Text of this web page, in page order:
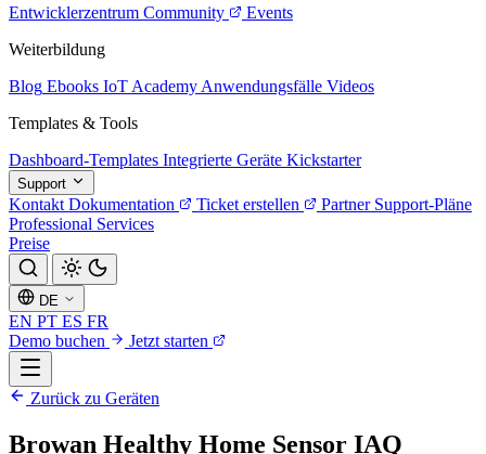
Entwicklerzentrum Community
Events
Weiterbildung
Blog Ebooks IoT Academy Anwendungsfälle Videos
Templates & Tools
Dashboard-Templates Integrierte Geräte Kickstarter
Support
Kontakt Dokumentation Ticket erstellen Partner Support-Pläne
Professional Services
Preise
DE
EN PT ES FR
Demo buchen
Jetzt starten
Zurück zu Geräten
Browan Healthy Home Sensor IAQ